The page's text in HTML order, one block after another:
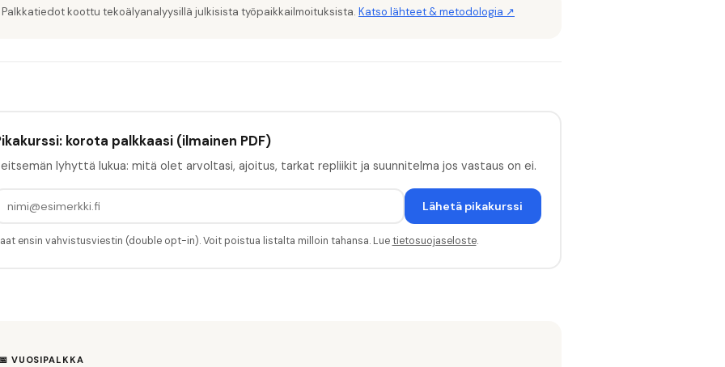
Palkkatiedot koottu tekoälyanalyysillä julkisista työpaikkailmoituksista. Katso lähteet & metodologia ↗
korota palkkaasi (ilmainen PDF)
lyhyttä lukua: mitä olet arvoltasi, ajoitus, tarkat repliikit ja suunnitelma jos vastaus on ei.
Lähetä pikakurssi
ensin vahvistusviestin (double opt-in). Voit poistua listalta milloin tahansa. Luetietosuojaseloste.
VUOSIPALKKA